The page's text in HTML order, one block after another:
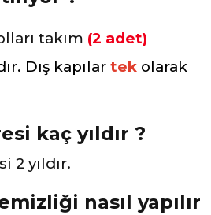
takım (2 adet)
Dış kapılar tek olarak
kaç yıldır ?
2 yıldır.
nasıl yapılır